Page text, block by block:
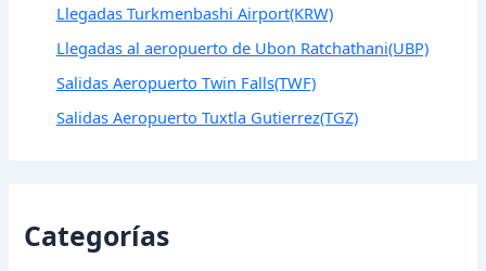
Llegadas Turkmenbashi Airport(KRW)
Llegadas al aeropuerto de Ubon Ratchathani(UBP)
Salidas Aeropuerto Twin Falls(TWF)
Salidas Aeropuerto Tuxtla Gutierrez(TGZ)
Categorías